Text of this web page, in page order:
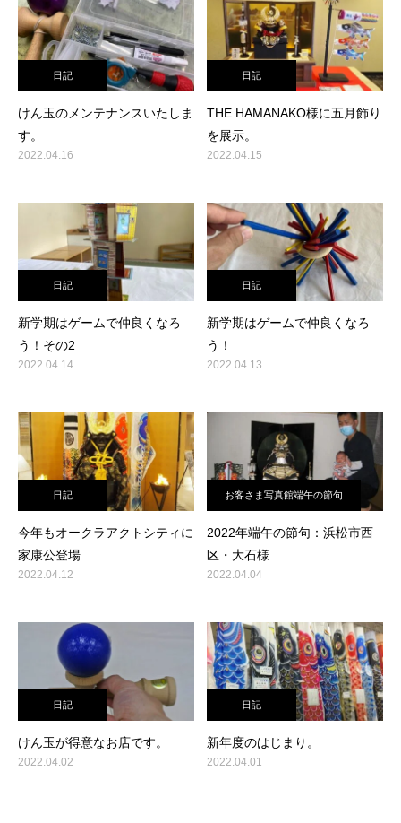
日記
けん玉のメンテナンスいたしま
す。
2022.04.16
日記
THE HAMANAKO様に五月飾り
を展示。
2022.04.15
日記
新学期はゲームで仲良くなろ
う！その2
2022.04.14
日記
新学期はゲームで仲良くなろ
う！
2022.04.13
日記
今年もオークラアクトシティに
家康公登場
2022.04.12
お客さま写真館端午の節句
2022年端午の節句：浜松市西
区・大石様
2022.04.04
日記
けん玉が得意なお店です。
2022.04.02
日記
新年度のはじまり。
2022.04.01